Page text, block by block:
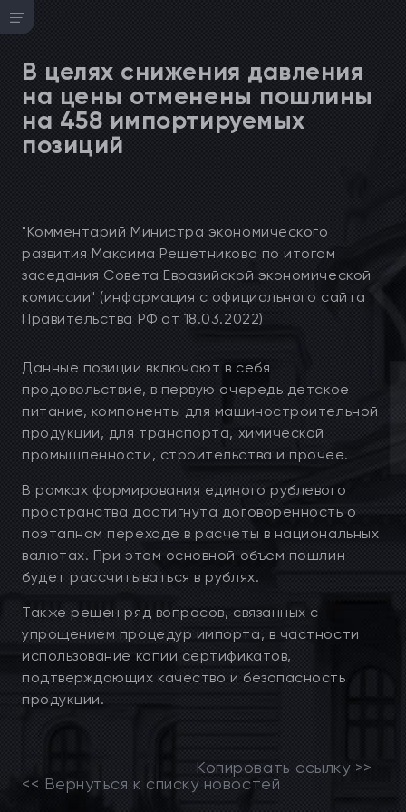
В целях снижения давления
на цены отменены пошлины
на 458 импортируемых
позиций
"Комментарий Министра экономического
развития Максима Решетникова по итогам
заседания Совета Евразийской экономической
комиссии" (информация с официального сайта
Правительства РФ от 18.03.2022)
Данные позиции включают в себя
продовольствие, в первую очередь детское
питание, компоненты для машиностроительной
продукции, для транспорта, химической
промышленности, строительства и прочее.
В рамках формирования единого рублевого
пространства достигнута договоренность о
поэтапном переходе в расчеты в национальных
валютах. При этом основной объем пошлин
будет рассчитываться в рублях.
Также решен ряд вопросов, связанных с
упрощением процедур импорта, в частности
использование копий сертификатов,
подтверждающих качество и безопасность
продукции.
Копировать ссылку >>
<< Вернуться к списку новостей